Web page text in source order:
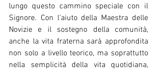
lungo questo cammino speciale con il
Signore. Con l’aiuto della Maestra delle
Novizie e il sostegno della comunità,
anche la vita fraterna sarà approfondita
non solo a livello teorico, ma soprattutto
nella semplicità della vita quotidiana,